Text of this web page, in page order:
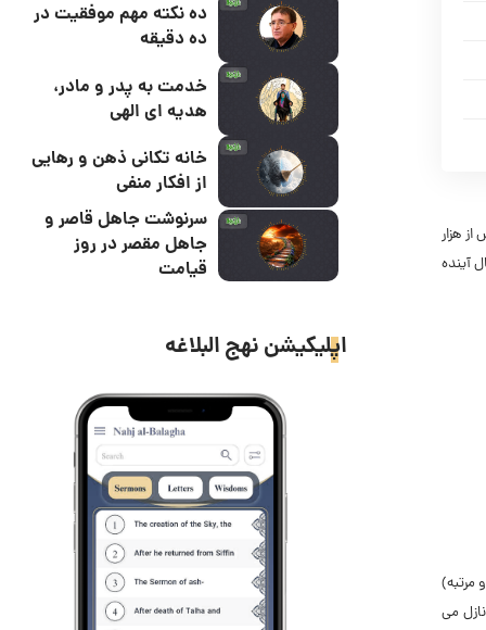
هزار
آینده
مرتبه)
مى
ده نکته مهم موفقیت در
ده دقیقه
خدمت به پدر و مادر،
هدیه ای الهی
خانه تکانی ذهن و رهایی
از افکار منفی
سرنوشت جاهل قاصر و
جاهل مقصر در روز
قیامت
اپلیکیشن نهج البلاغه